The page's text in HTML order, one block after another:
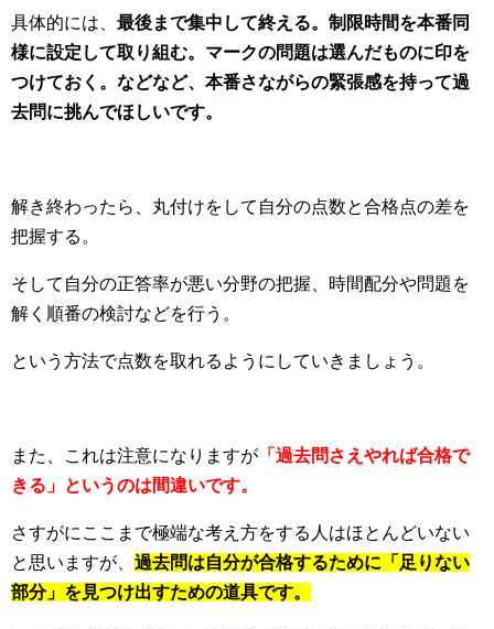
具体的には、 最後まで集中して終える。制限時間を本番同
様に設定して取り組む。マークの問題は選んだものに印を
つけておく。などなど、本番さながらの緊張感を持って過
去問に挑んでほしいです。
解き終わったら、丸付けをして自分の点数と合格点の差を
把握する。
そして自分の正答率が悪い分野の把握、時間配分や問題を
解く順番の検討などを行う。
という方法で点数を取れるようにしていきましょう。
また、これは注意になりますが 「過去問さえやれば合格で
きる」というのは間違いです。
さすがにここまで極端な考え方をする人はほとんどいない
と思いますが、 過去問は自分が合格するために「足りない
部分」を見つけ出すための道具です。